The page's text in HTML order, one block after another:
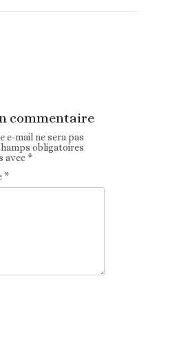
commentaire
e-mail ne sera pas
obligatoires
avec*
*